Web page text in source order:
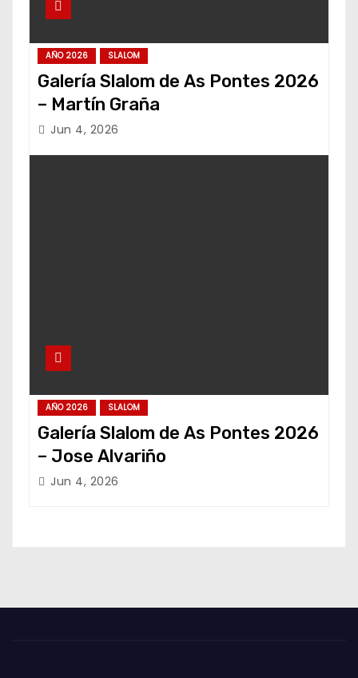
AÑO 2026 SLALOM
Galería Slalom de As Pontes 2026
– Martín Graña
Jun 4, 2026
AÑO 2026 SLALOM
Galería Slalom de As Pontes 2026
– Jose Alvariño
Jun 4, 2026